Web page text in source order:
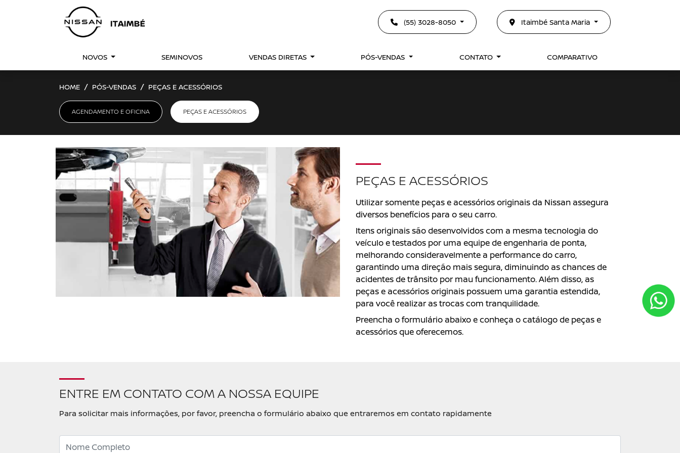
(55) 3028-8050 Itaimbé Santa Maria
NOVOS SEMINOVOS VENDAS DIRETAS PÓS-VENDAS CONTATO COMPARATIVO
HOME PÓS-VENDAS PEÇAS E ACESSÓRIOS
AGENDAMENTO E OFICINA PEÇAS E ACESSÓRIOS
PEÇAS E ACESSÓRIOS
Utilizar somente peças e acessórios originais da Nissan assegura
diversos benefícios para o seu carro.
Itens originais são desenvolvidos com a mesma tecnologia do
veículo e testados por uma equipe de engenharia de ponta,
melhorando consideravelmente a performance do carro,
garantindo uma direção mais segura, diminuindo as chances de
acidentes de trânsito por mau funcionamento. Além disso, as
peças e acessórios originais possuem uma garantia estendida,
para você realizar as trocas com tranquilidade.
Preencha o formulário abaixo e conheça o catálogo de peças e
acessórios que oferecemos.
ENTRE EM CONTATO COM A NOSSA EQUIPE
Para solicitar mais informações, por favor, preencha o formulário abaixo que entraremos em contato rapidamente